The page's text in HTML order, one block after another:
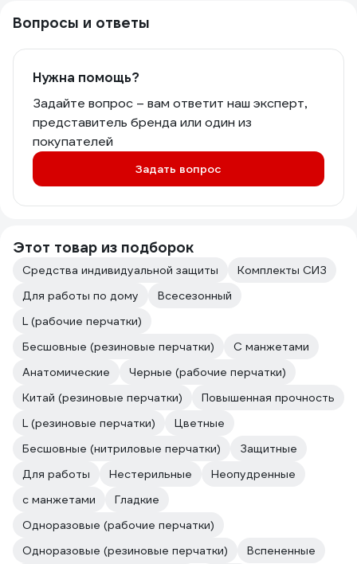
Вопросы и ответы
Нужна помощь?
Задайте вопрос – вам ответит наш эксперт,
представитель бренда или один из
покупателей
Задать вопрос
Этот товар из подборок
Средства индивидуальной защиты
Комплекты СИЗ
Для работы по дому
Всесезонный
L (рабочие перчатки)
Бесшовные (резиновые перчатки)
С манжетами
Анатомические
Черные (рабочие перчатки)
Китай (резиновые перчатки)
Повышенная прочность
L (резиновые перчатки)
Цветные
Бесшовные (нитриловые перчатки)
Защитные
Для работы
Нестерильные
Неопудренные
с манжетами
Гладкие
Одноразовые (рабочие перчатки)
Одноразовые (резиновые перчатки)
Вспененные